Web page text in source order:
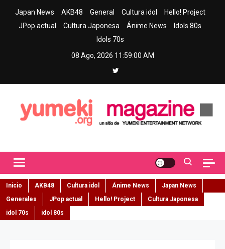
Japan News AKB48 General Cultura idol
Hello! Project
JPop actual
Cultura Japonesa Ánime News
Idols 80s
Idols 70s
08 Ago, 2026 11:59:01 AM
Inicio AKB48 Cultura idol Ánime News
Japan News
Generales
JPop actual Hello! Project
Cultura Japonesa
idol 70s
idol 80s